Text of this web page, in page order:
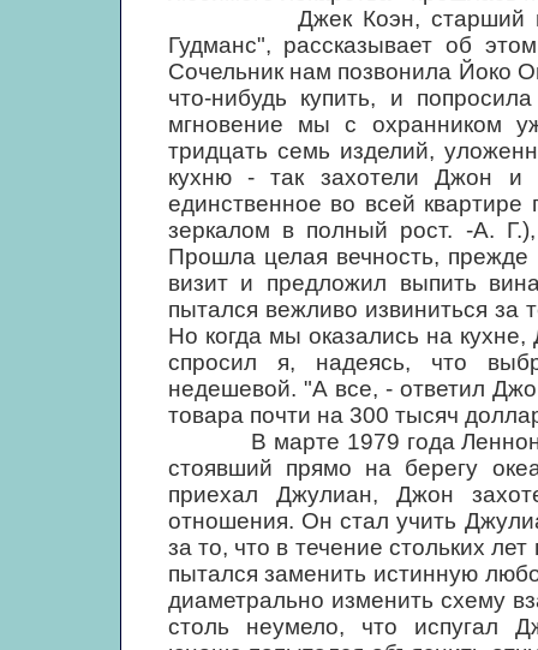
Джек Коэн, старший
Гудманс", рассказывает об
Сочельник нам позвонила Йоко
что-нибудь купить, и
мгновение мы с охранником
тридцать семь изделий,
кухню - так захотели Джон
единственное во всей
зеркалом в полный рост. -А.
Прошла целая вечность,
визит и предложил выпить
пытался вежливо извиниться за
Но когда мы оказались на
спросил я, надеясь, что
недешевой. "А все, - ответил
товара почти на 300 тысяч
В марте 1979 года Ленноны
стоявший прямо на берегу
приехал Джулиан, Джон
отношения. Он стал учить
за то, что в течение стольких
пытался заменить истинную
диаметрально изменить схему
столь неумело, что испугал